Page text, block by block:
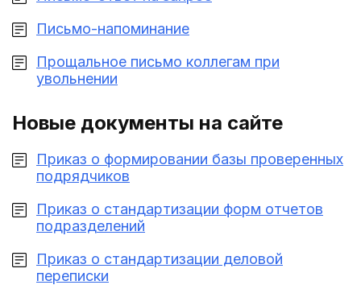
Письмо-напоминание
Прощальное письмо коллегам при
увольнении
Новые документы на сайте
Приказ о формировании базы проверенных
подрядчиков
Приказ о стандартизации форм отчетов
подразделений
Приказ о стандартизации деловой
переписки